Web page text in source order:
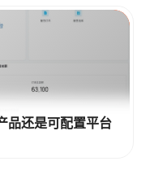
品还是可配置平台